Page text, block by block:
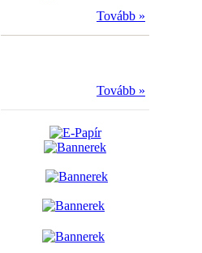
Tovább »
Tovább »